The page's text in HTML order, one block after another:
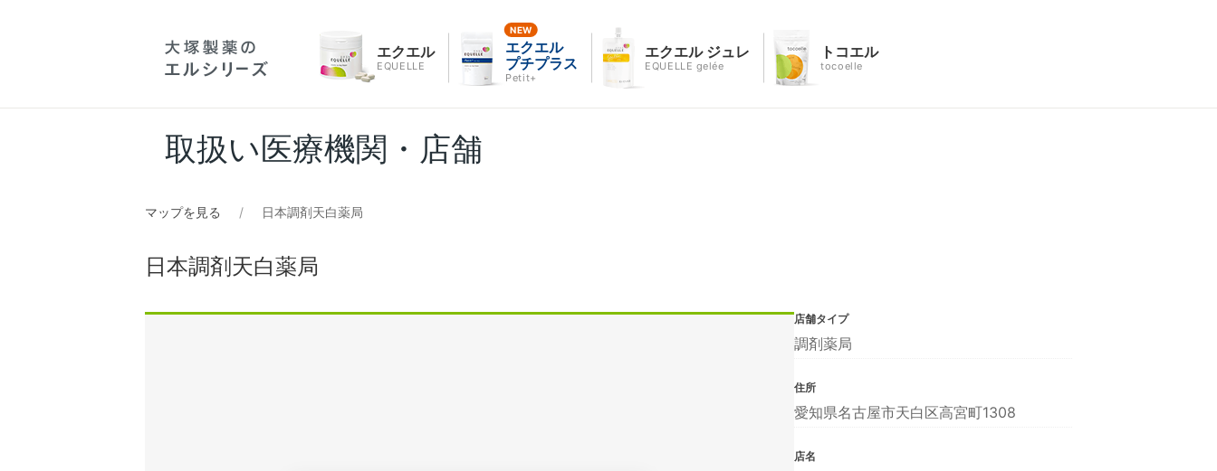
エクエル
EQUELLE
エクエル
プチプラス
Petit+
エクエル ジュレ
EQUELLE gelée
トコエル
tocoelle
取扱い医療機関・店舗
マップを見る 日本調剤天白薬局
日本調剤天白薬局
店舗タイプ
調剤薬局
住所
愛知県名古屋市天白区高宮町1308
店名